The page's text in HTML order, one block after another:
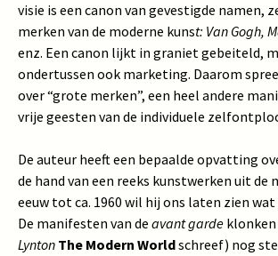
visie is een canon van gevestigde namen,
merken van de moderne kunst: Van Gogh,
enz. Een canon lijkt in graniet gebeiteld,
ondertussen ook marketing. Daarom
over “grote merken”, een heel andere
vrije geesten van de individuele
De auteur heeft een bepaalde opvatting
de hand van een reeks kunstwerken uit de
eeuw tot ca. 1960 wil hij ons laten zien wat
De manifesten van de avant garde
Lynton The Modern Worldschreef) nog